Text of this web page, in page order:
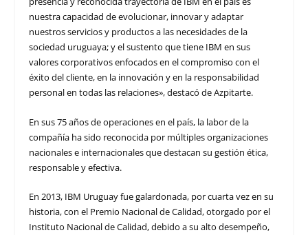
nuestra capacidad de evolucionar, innovar y adaptar
nuestros servicios y productos a las necesidades de la
sociedad uruguaya; y el sustento que tiene IBM en sus
valores corporativos enfocados en el compromiso con el
éxito del cliente, en la innovación y en la responsabilidad
personal en todas las relaciones», destacó de Azpitarte.
En sus 75 años de operaciones en el país, la labor de la
compañía ha sido reconocida por múltiples organizaciones
nacionales e internacionales que destacan su gestión ética,
responsable y efectiva.
En 2013, IBM Uruguay fue galardonada, por cuarta vez en su
historia, con el Premio Nacional de Calidad, otorgado por el
Instituto Nacional de Calidad, debido a su alto desempeño,